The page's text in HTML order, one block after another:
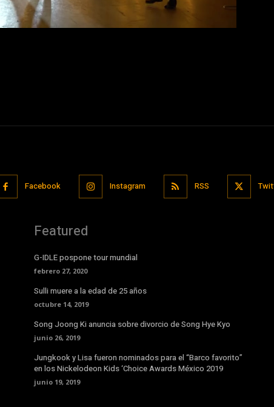
Facebook Instagram RSS
Featured
G-IDLE pospone tour mundial
febrero 27, 2020
Sulli muere a la edad de 25 años
octubre 14, 2019
Song Joong Ki anuncia sobre divorcio de Song Hye Kyo
junio 26, 2019
Jungkook y Lisa fueron nominados para el “Barco favorito”
en los Nickelodeon Kids ‘Choice Awards México 2019
junio 19, 2019